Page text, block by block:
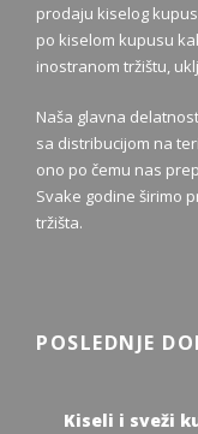
prodaju kiselog
po kiselom kupusu
inostranom tržištu,
Naša glavna
sa distribucijom na
ono po čemu nas
Svake godine širimo
tržišta.
POSLEDNJE
Kiseli i sveži